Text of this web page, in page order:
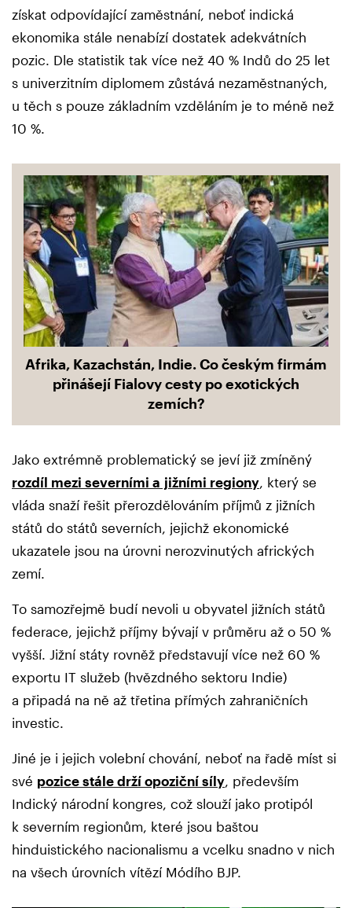
získat odpovídající zaměstnání, neboť indická
ekonomika stále nenabízí dostatek adekvátních
pozic. Dle statistik tak více než 40 % Indů do 25 let
s univerzitním diplomem zůstává nezaměstnaných,
u těch s pouze základním vzděláním je to méně než
10 %.
Afrika, Kazachstán, Indie. Co českým firmám
přinášejí Fialovy cesty po exotických
zemích?
Jako extrémně problematický se jeví již zmíněný
rozdíl mezi severními a jižními regiony, který se
vláda snaží řešit přerozdělováním příjmů z jižních
států do států severních, jejichž ekonomické
ukazatele jsou na úrovni nerozvinutých afrických
zemí.
To samozřejmě budí nevoli u obyvatel jižních států
federace, jejichž příjmy bývají v průměru až o 50 %
vyšší. Jižní státy rovněž představují více než 60 %
exportu IT služeb (hvězdného sektoru Indie)
a připadá na ně až třetina přímých zahraničních
investic.
Jiné je i jejich volební chování, neboť na řadě míst si
své pozice stále drží opoziční síly, především
Indický národní kongres, což slouží jako protipól
k severním regionům, které jsou baštou
hinduistického nacionalismu a vcelku snadno v nich
na všech úrovních vítězí Módího BJP.